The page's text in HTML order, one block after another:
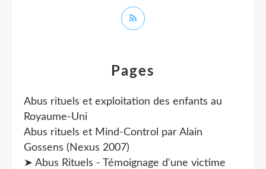
Pages
Abus rituels et exploitation des enfants au
Royaume-Uni
Abus rituels et Mind-Control par Alain
Gossens (Nexus 2007)
➤ Abus Rituels - Témoignage d'une victime